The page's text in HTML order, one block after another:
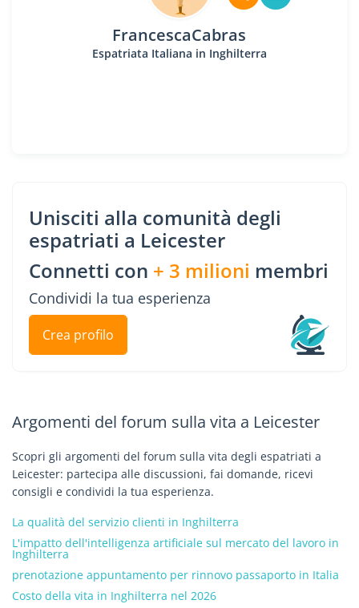
FrancescaCabras
Espatriata Italiana in Inghilterra
Unisciti alla comunità degli
espatriati a Leicester
Connetti con + 3 milioni membri
Condividi la tua esperienza
Crea profilo
Argomenti del forum sulla vita a Leicester
Scopri gli argomenti del forum sulla vita degli espatriati a
Leicester: partecipa alle discussioni, fai domande, ricevi
consigli e condividi la tua esperienza.
La qualità del servizio clienti in Inghilterra
L'impatto dell'intelligenza artificiale sul mercato del lavoro in
Inghilterra
prenotazione appuntamento per rinnovo passaporto in Italia
Costo della vita in Inghilterra nel 2026